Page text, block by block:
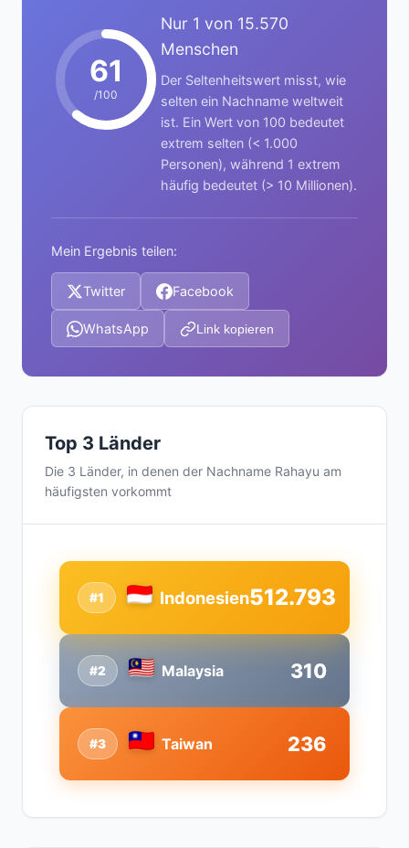
61
/100
Nur 1 von 15.570
Menschen
Der Seltenheitswert misst, wie
selten ein Nachname weltweit
ist. Ein Wert von 100 bedeutet
extrem selten (< 1.000
Personen), während 1 extrem
häufig bedeutet (> 10 Millionen).
Mein Ergebnis teilen:
Twitter Facebook
WhatsApp Link kopieren
Top 3 Länder
Die 3 Länder, in denen der Nachname Rahayu am
häufigsten vorkommt
#2 Malaysia 310
#1 Indonesien512.793
#3 Taiwan 236